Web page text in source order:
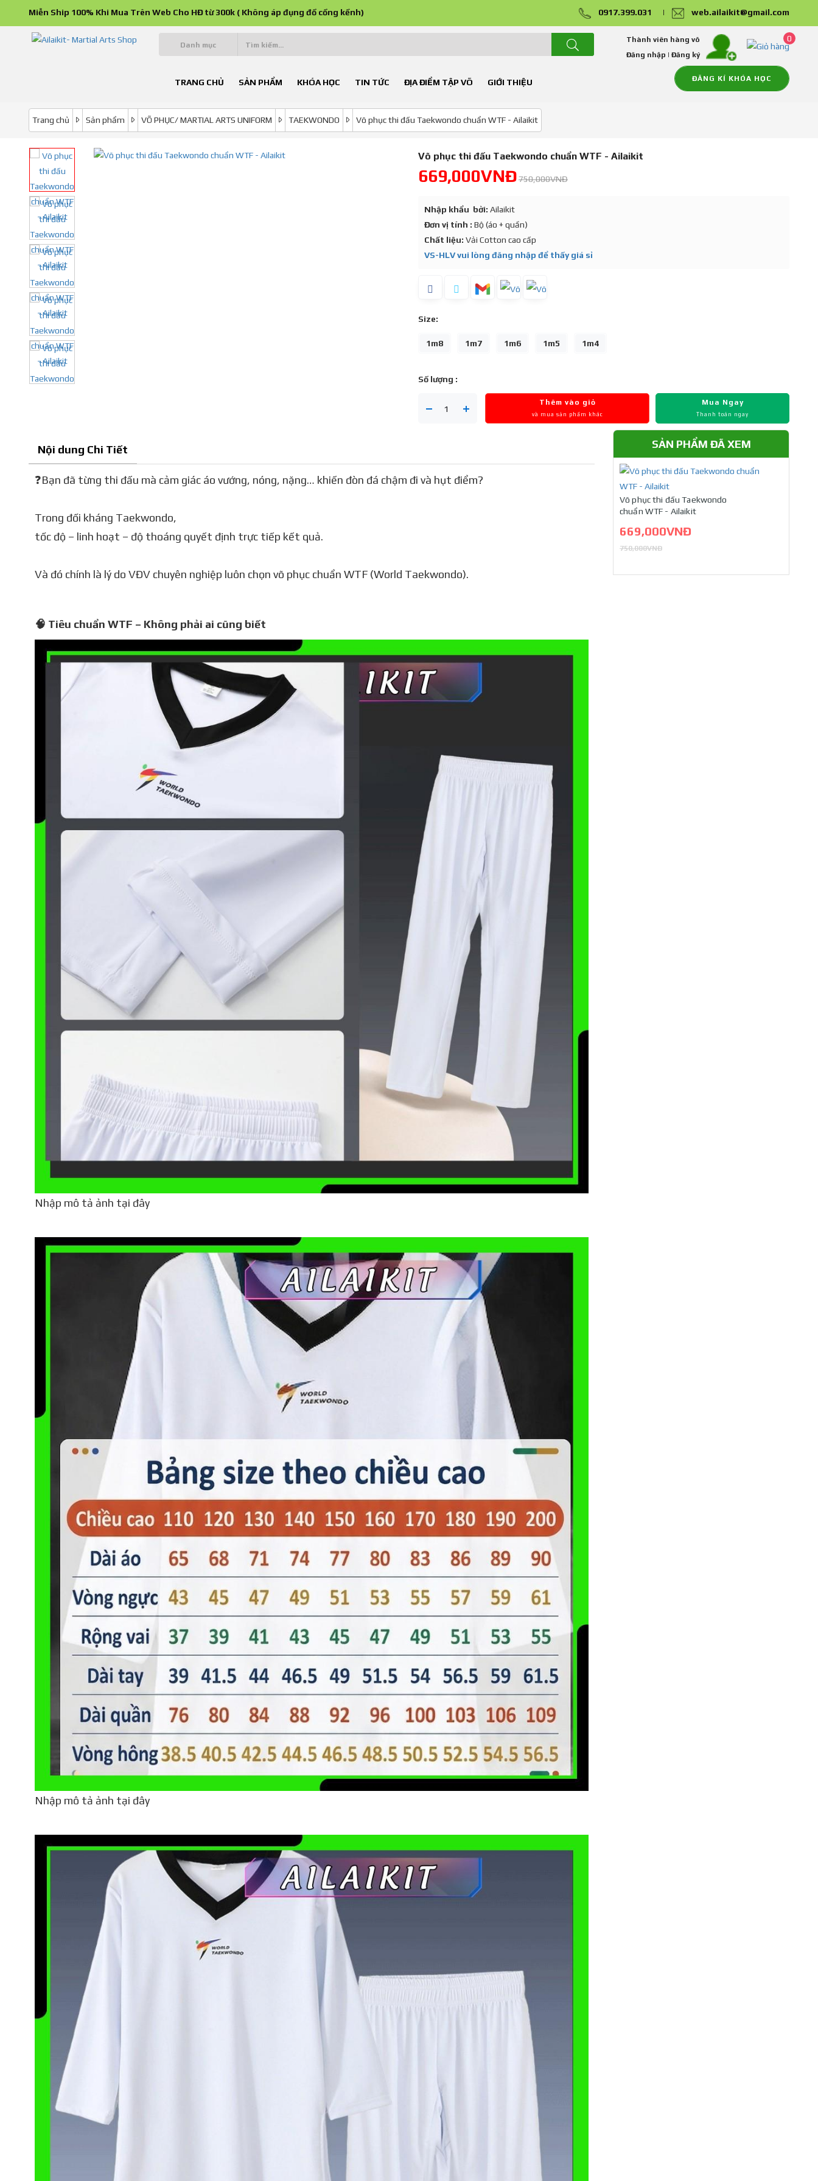
Miễn Ship 100% Khi Mua Trên Web Cho HĐ từ 300k ( Không áp đụng đồ cồng kềnh) 0917.399.031 | web.ailaikit@gmail.com
Danh mục
TRANG CHỦ SẢN PHẨM KHÓA HỌC TIN TỨC ĐỊA ĐIỂM TẬP VÕ GIỚI THIỆU
0
Thành viên hàng võ
Đăng nhập | Đăng ký
ĐĂNG KÍ KHÓA HỌC
Trang chủ Sản phẩm VÕ PHỤC/ MARTIAL ARTS UNIFORM TAEKWONDO Võ phục thi đấu Taekwondo chuẩn WTF - Ailaikit
Võ phục thi đấu Taekwondo chuẩn WTF - Ailaikit
669,000VNĐ750,000VNĐ
Nhập khẩu bởi: Ailaikit
Đơn vị tính : Bộ (áo + quần)
Chất liệu: Vải Cotton cao cấp
VS-HLV vui lòng đăng nhập để thấy giá sỉ
Size:
1m8 1m7 1m6 1m5 1m4
Số lượng :
Thêm vào giỏ
và mua sản phẩm khác
Mua Ngay
Thanh toán ngay
Nội dung Chi Tiết
❓Bạn đã từng thi đấu mà cảm giác áo vướng, nóng, nặng… khiến đòn đá chậm đi và hụt điểm?
Trong đối kháng Taekwondo,
tốc độ – linh hoạt – độ thoáng quyết định trực tiếp kết quả.
Và đó chính là lý do VĐV chuyên nghiệp luôn chọn võ phục chuẩn WTF (World Taekwondo).
🧠 Tiêu chuẩn WTF – Không phải ai cũng biết
Nhập mô tả ảnh tại đây
Nhập mô tả ảnh tại đây
SẢN PHẨM ĐÃ XEM
Võ phục thi đấu Taekwondo
chuẩn WTF - Ailaikit
669,000VNĐ
750,000VNĐ